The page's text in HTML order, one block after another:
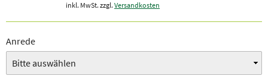
inkl. MwSt. zzgl. Versandkosten
Anrede